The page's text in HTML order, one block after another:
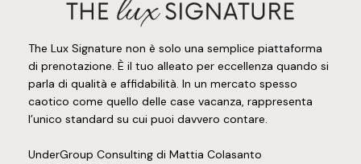
The Lux Signature non è solo una semplice piattaforma
di prenotazione. È il tuo alleato per eccellenza quando si
parla di qualità e affidabilità. In un mercato spesso
caotico come quello delle case vacanza, rappresenta
l’unico standard su cui puoi davvero contare.
UnderGroup Consulting di Mattia Colasanto